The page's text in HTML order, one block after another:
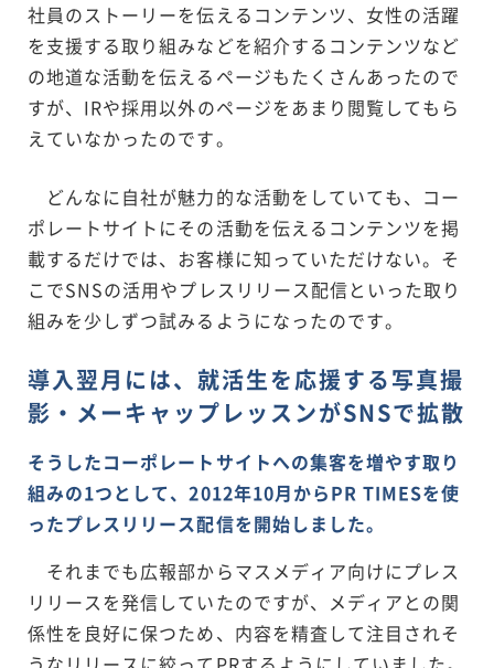
社員のストーリーを伝えるコンテンツ、女性の活躍
を支援する取り組みなどを紹介するコンテンツなど
の地道な活動を伝えるページもたくさんあったので
すが、IRや採用以外のページをあまり閲覧してもら
えていなかったのです。
どんなに自社が魅力的な活動をしていても、コー
ポレートサイトにその活動を伝えるコンテンツを掲
載するだけでは、お客様に知っていただけない。そ
こでSNSの活用やプレスリリース配信といった取り
組みを少しずつ試みるようになったのです。
導入翌月には、就活生を応援する写真撮
影・メーキャップレッスンがSNSで拡散
そうしたコーポレートサイトへの集客を増やす取り
組みの1つとして、2012年10月からPR TIMESを使
ったプレスリリース配信を開始しました。
それまでも広報部からマスメディア向けにプレス
リリースを発信していたのですが、メディアとの関
係性を良好に保つため、内容を精査して注目されそ